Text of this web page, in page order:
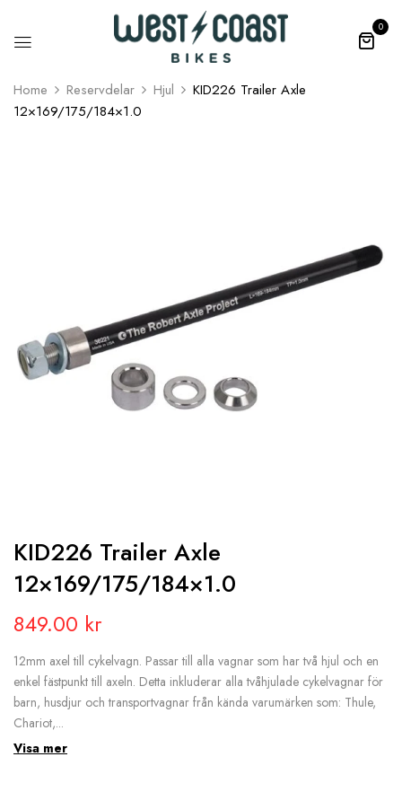
0
Home Reservdelar Hjul
KID226 Trailer Axle
12×169/175/184×1.0
KID226 Trailer Axle
12×169/175/184×1.0
849.00 kr
12mm axel till cykelvagn. Passar till alla vagnar som har två hjul och en
enkel fästpunkt till axeln. Detta inkluderar alla tvåhjulade cykelvagnar för
barn, husdjur och transportvagnar från kända varumärken som: Thule,
Chariot,...
Visa mer